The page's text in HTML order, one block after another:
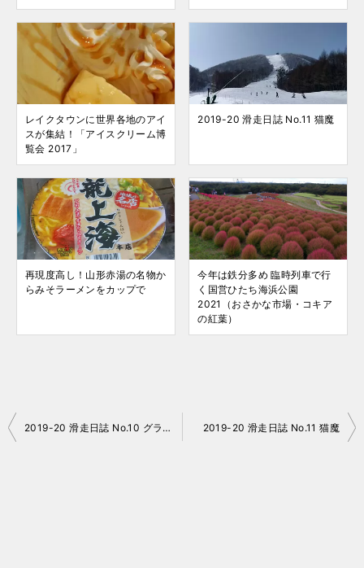
レイクタウンに世界各地のアイ
スが集結！「アイスクリーム博
覧会 2017」
2019-20 滑走日誌 No.11 猫魔
再現度高し！山形赤湯の名物か
らみそラーメンをカップで
今年は鉄分多め 臨時列車で行
く国営ひたち海浜公園
2021（おさかな市場・コキア
の紅葉）
投
2019-20 滑走日誌 No.10 グランデコ 2019-20 滑走日誌 No.11 猫魔